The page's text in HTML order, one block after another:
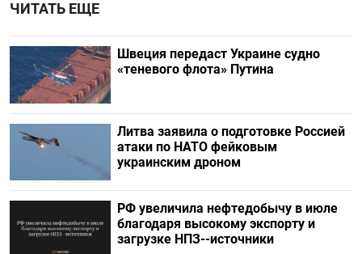
ЧИТАТЬ ЕЩЕ
Швеция передаст Украине судно
«теневого флота» Путина
Литва заявила о подготовке Россией
атаки по НАТО фейковым
украинским дроном
РФ увеличила нефтедобычу в июле
благодаря высокому экспорту и
загрузке НПЗ--источники